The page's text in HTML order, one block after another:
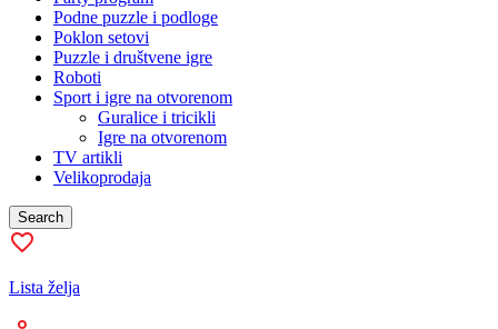
Podne puzzle i podloge
Poklon setovi
Puzzle i društvene igre
Roboti
Sport i igre na otvorenom
Guralice i tricikli
Igre na otvorenom
TV artikli
Velikoprodaja
Search
Lista želja